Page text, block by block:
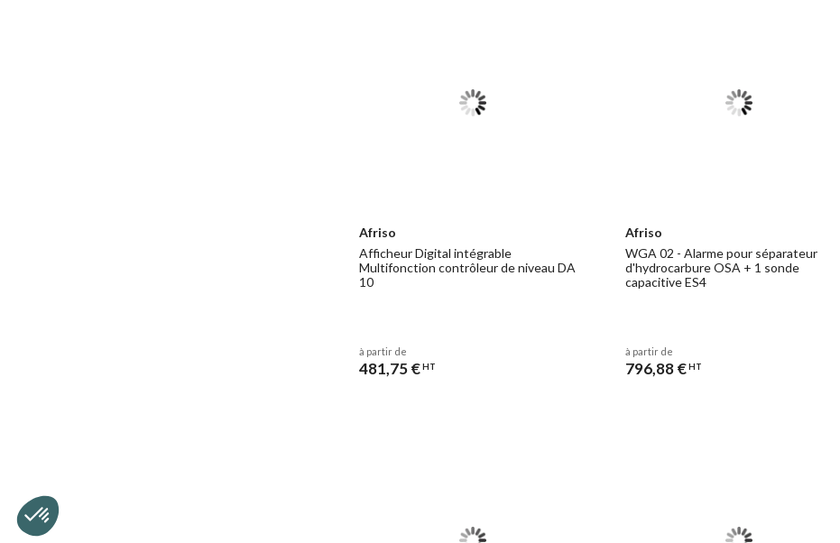
Afriso
Afficheur Digital intégrable
Multifonction contrôleur de niveau DA
10
à partir de
481,75 €HT
Afriso
WGA 02 - Alarme pour séparateur
d'hydrocarbure OSA + 1 sonde
capacitive ES4
à partir de
796,88 €HT